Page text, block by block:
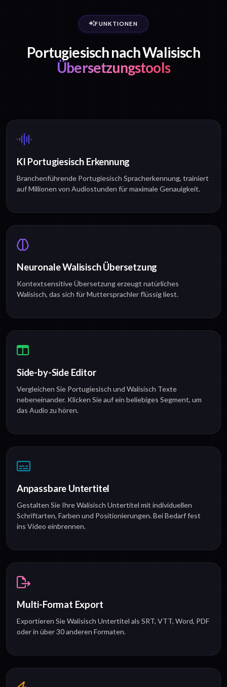
FUNKTIONEN
Portugiesisch nach Walisisch
Übersetzungstools
KI Portugiesisch Erkennung
Branchenführende Portugiesisch Spracherkennung, trainiert
auf Millionen von Audiostunden für maximale Genauigkeit.
Neuronale Walisisch Übersetzung
Kontextsensitive Übersetzung erzeugt natürliches
Walisisch, das sich für Muttersprachler flüssig liest.
Side-by-Side Editor
Vergleichen Sie Portugiesisch und Walisisch Texte
nebeneinander. Klicken Sie auf ein beliebiges Segment, um
das Audio zu hören.
Anpassbare Untertitel
Gestalten Sie Ihre Walisisch Untertitel mit individuellen
Schriftarten, Farben und Positionierungen. Bei Bedarf fest
ins Video einbrennen.
Multi-Format Export
Exportieren Sie Walisisch Untertitel als SRT, VTT, Word, PDF
oder in über 30 anderen Formaten.